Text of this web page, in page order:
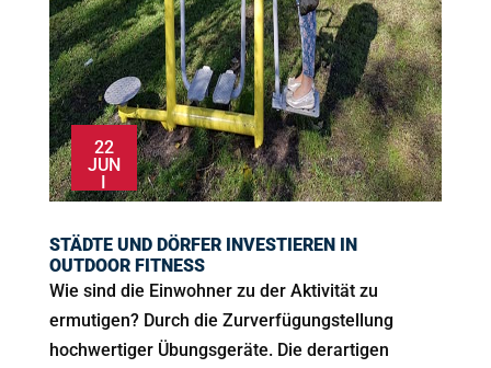
STÄDTE UND DÖRFER INVESTIEREN IN
OUTDOOR FITNESS
22
JUN
Wie sind die Einwohner zu der Aktivität zu
ermutigen? Durch die Zurverfügungstellung
hochwertiger Übungsgeräte. Die derartigen